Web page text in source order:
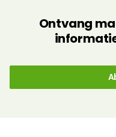
Ontvang